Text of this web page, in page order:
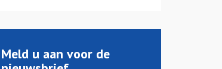
Meld u aan voor de